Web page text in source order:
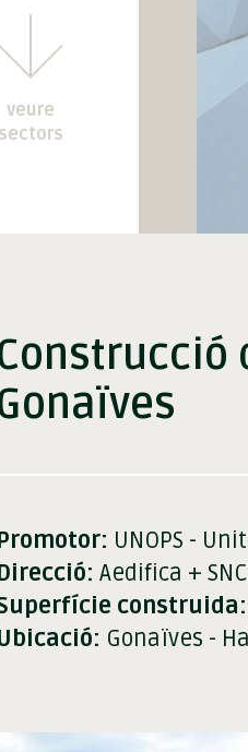
veure
sectors
UNOPS -
Aedifica +
construida:
Gonaïves -